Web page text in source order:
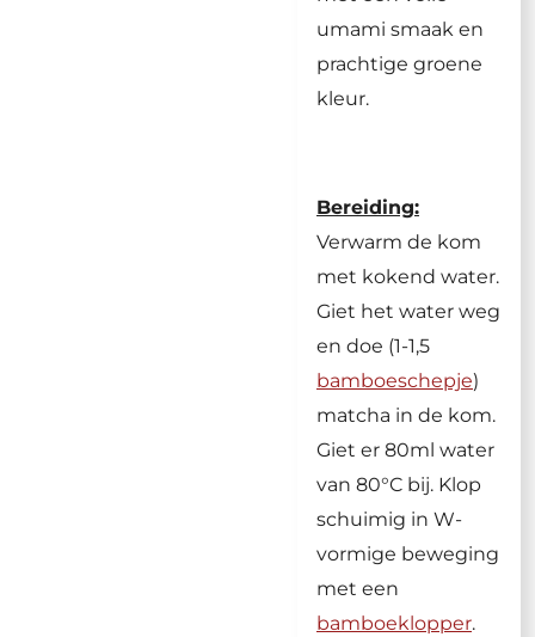
umami smaak en
prachtige groene
kleur.
Bereiding:
Verwarm de kom
met kokend water.
Giet het water weg
en doe (1-1,5
bamboeschepje)
matcha in de kom.
Giet er 80ml water
van 80°C bij. Klop
schuimig in W-
vormige beweging
met een
bamboeklopper.